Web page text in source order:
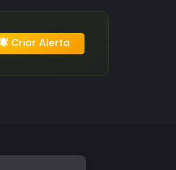
Criar Alerta